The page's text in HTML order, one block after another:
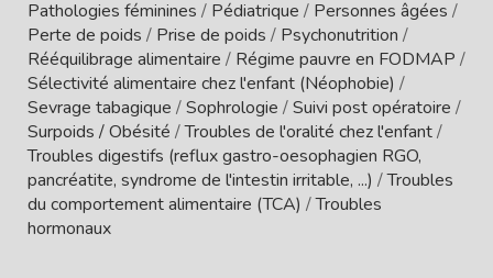
Pathologies féminines / Pédiatrique / Personnes âgées /
Perte de poids / Prise de poids / Psychonutrition /
Rééquilibrage alimentaire / Régime pauvre en FODMAP /
Sélectivité alimentaire chez l'enfant (Néophobie) /
Sevrage tabagique /Sophrologie /Suivi post opératoire /
Surpoids / Obésité /Troubles de l'oralité chez l'enfant/
Troubles digestifs (reflux gastro-oesophagien RGO,
pancréatite, syndrome de l'intestin irritable, ...) /Troubles
du comportement alimentaire (TCA) /Troubles
hormonaux